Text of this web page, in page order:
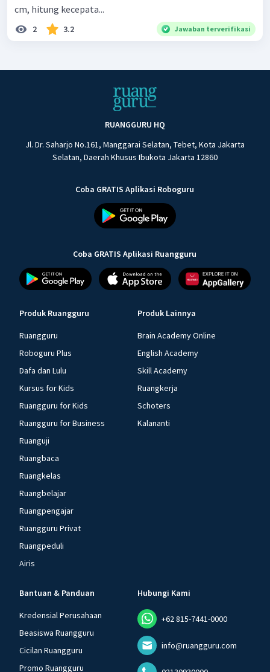
cm, hitung kecepata...
2 3.2 Jawaban terverifikasi
RUANGGURU HQ
Jl. Dr. Saharjo No.161, Manggarai Selatan, Tebet, Kota Jakarta
Selatan, Daerah Khusus Ibukota Jakarta 12860
Coba GRATIS Aplikasi Roboguru
Coba GRATIS Aplikasi Ruangguru
Produk Ruangguru
Ruangguru
Roboguru Plus
Dafa dan Lulu
Kursus for Kids
Ruangguru for Kids
Ruangguru for Business
Ruanguji
Ruangbaca
Ruangkelas
Ruangbelajar
Ruangpengajar
Ruangguru Privat
Ruangpeduli
Airis
Produk Lainnya
Brain Academy Online
English Academy
Skill Academy
Ruangkerja
Schoters
Kalananti
Bantuan & Panduan
Kredensial Perusahaan
Beasiswa Ruangguru
Cicilan Ruangguru
Promo Ruangguru
Hubungi Kami
+62 815-7441-0000
info@ruangguru.com